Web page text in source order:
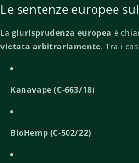
Le sentenze europee
La giurisprudenza europea è
vietata arbitrariamente. Tra i
Kanavape (C-663/18)
BioHemp (C-502/22)